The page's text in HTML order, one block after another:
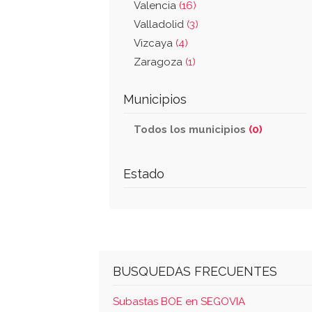
Valencia (16)
Valladolid (3)
Vizcaya (4)
Zaragoza (1)
Municipios
Todos los municipios (0)
Estado
BUSQUEDAS FRECUENTES
Subastas BOE en SEGOVIA